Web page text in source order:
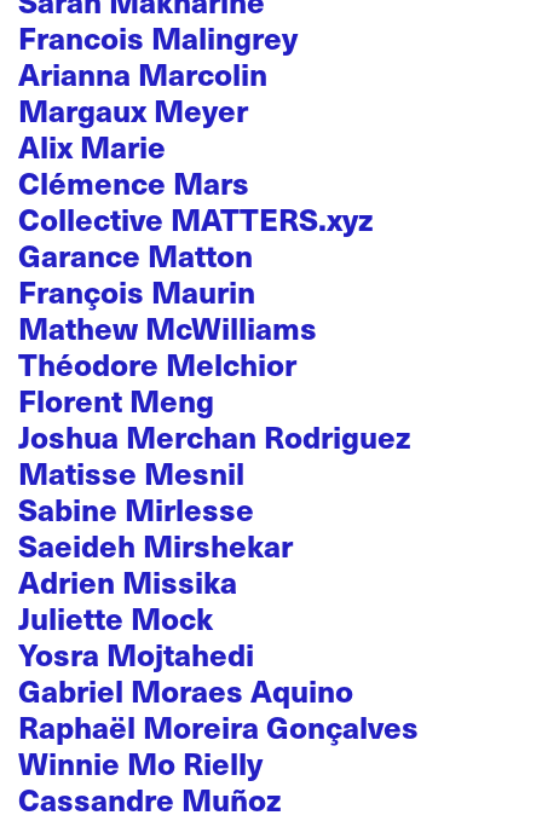
Francois Malingrey
Arianna Marcolin
Margaux Meyer
Alix Marie
Clémence Mars
Collective MATTERS.xyz
Garance Matton
François Maurin
Mathew McWilliams
Théodore Melchior
Florent Meng
Joshua Merchan Rodriguez
Matisse Mesnil
Sabine Mirlesse
Saeideh Mirshekar
Adrien Missika
Juliette Mock
Yosra Mojtahedi
Gabriel Moraes Aquino
Raphaël Moreira Gonçalves
Winnie Mo Rielly
Cassandre Muñoz